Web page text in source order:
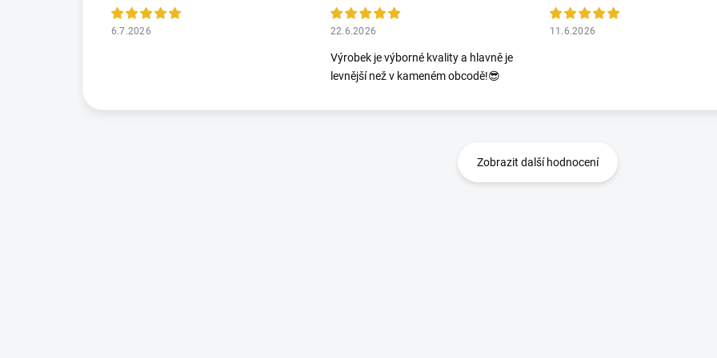
6.7.2026 22.6.2026
Výrobek je výborné kvality a hlavně je
levnější než v kameném obcodě!😎
11.6.2026
Zobrazit další hodnocení